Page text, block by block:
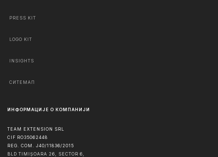
PRESS KIT
LOGO KIT
INSIGHTS
СИТЕМАП
ИНФОРМАЦИЈЕ О КОМПАНИЈИ
TEAM EXTENSION SRL
CIF RO35062448
REG. COM. J40/11836/2015
BLD TIMIȘOARA 26, SECTOR 6,